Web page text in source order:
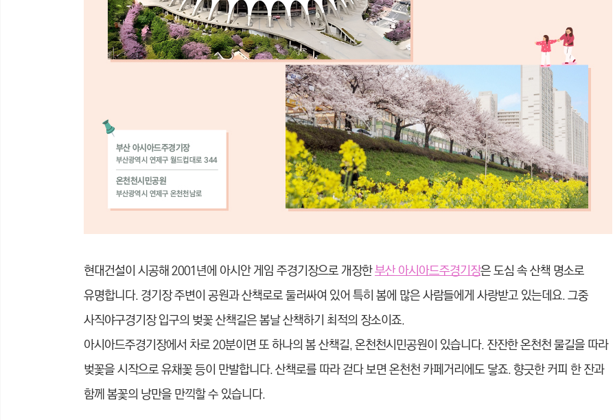
현대건설이 시공해 2001년에 아시안 게임 주경기장으로 개장한부산 아시아드주경기장은 도심 속 산책 명소로
유명합니다. 경기장 주변이 공원과 산책로로 둘러싸여 있어 특히 봄에 많은 사람들에게 사랑받고 있는데요. 그중
사직야구경기장 입구의 벚꽃 산책길은 봄날 산책하기 최적의 장소이죠.
아시아드주경기장에서 차로 20분이면 또 하나의 봄 산책길, 온천천시민공원이 있습니다. 잔잔한 온천천 물길을 따라
벚꽃을 시작으로 유채꽃 등이 만발합니다. 산책로를 따라 걷다 보면 온천천 카페거리에도 닿죠. 향긋한 커피 한 잔과
함께 봄꽃의 낭만을 만끽할 수 있습니다.